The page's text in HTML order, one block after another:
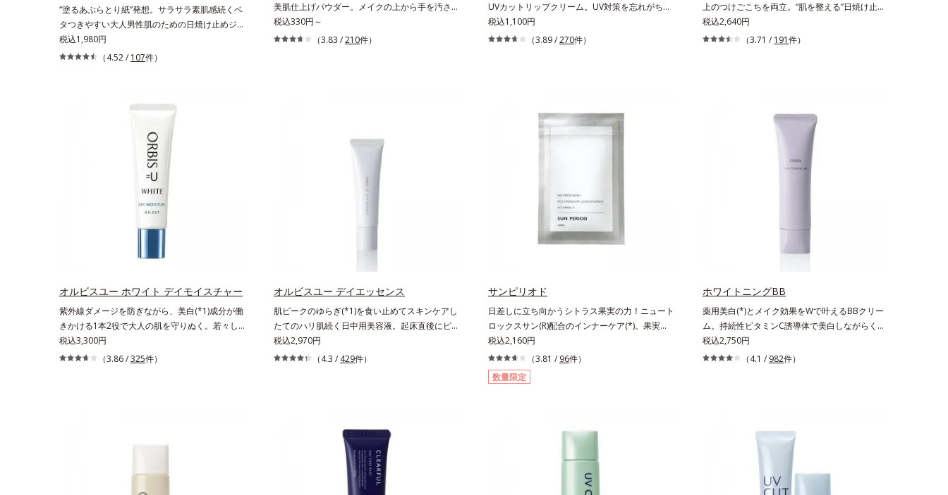
“塗るあぶらとり紙”発想。サラサラ素肌感続くベ
タつきやすい大人男性肌のための日焼け止めジェ
ル。メンズブランド「オルビス ミスター」の日
焼け止めです。SPF50+・PA++++で紫外線からし
を持つアイテムは本来多くのオイルが必要です
が、オルビス ミスターは少ないオイル(*1)でも多
くのUVカット成分を抱え込む技術を採用しまし
た。さらに皮脂吸着パウダー(*2)も配合。ベタつ
きにくいみずみずしい使用感で、塗ることでスキ
ンケア後のようなサラサラ肌が続きます。大人男
性の悩み、シミ(*3)とテカリ(*4)の両方に応える
アイテムです。*1 自社比較*2 アクリレーツコポ
リマー配合＝化粧持ち向上成分*3 日焼けによる
シミ予防*4 皮脂吸着によるテカリ防止
税込1,980円
（4.52 / 107件）
美肌仕上げパウダー。メイクの上から手を汚さず
に紫外線対策ができるUVカットパウダーで
す。“素肌のようななめらかな軽さ”と“高いUVカ
の球状粉体(*2)が凹凸を埋めて、肌に薄いヴェー
ルをかけるようにカバー。さらに板状粉体が光を
反射して、すっぴん肌のようなナチュラルなツヤ
感を演出します。また、皮脂を吸着する「あぶら
とりパウダー(*3)」を配合し、くずれ＆テカリを
防いでサラサラ肌が長時間続きます。パウダータ
イプながら、SPF50+・PA++++。パウダーならで
ープルーフ(*4)だから、レジャーにも大活躍して
くれます。*1 シリカ、セルロース、窒化ホウ素
*2 シリカ6種類、セルロース*3 シリカ配合＝皮
脂を吸着する粉体*4 化粧持ち性能
税込330円～
（3.83 /210件）
UVカットリップクリーム。UV対策を忘れがちな
唇に。紫外線をカットしながら、顔色をパッと明
るく見せるUVカットリップです。他の部位より
種類の保湿成分（加水分解コラーゲン、ゲットウ
葉エキス）を配合しているから、カサつき・くす
み(*)などの乾燥悩みも解決＆うるおい長持ち。
してもおすすめです。
税込1,100円
（3.89 /270件）
上のつけごこちを両立。“肌を整える”日焼け止
め。絶対に焼きたくない方に。SPF50+・
PA++++。最強(*1)のガード力を持ちながら、肌
いて、肌にスルスルのびてピタッと密着するジェ
ル感触で、毎日使いたくなる極上のつけごこち。
さらに、塗るたびにうれしいスキンケア効果も加
えました。バリア機能を維持する白様雪(R)エキ
ス(*2)とアルニカ花エキス(*3)が、紫外線ダメー
透明感を引き出し、肌のハリ感をサポートしま
す。スーパーウォータープルーフだから、海やプ
ールなどのアウトドアでも大活躍！ 強烈な紫外
します。【ご使用方法】手に適量をとり、日焼け
くのばします。顔にもご使用いただけますが、よ
り美しい仕上がりのため、顔に使用する場合は、
化粧下地のご使用をおすすめします。耐水性にす
ぐれておりますので、落とすときには洗浄料やボ
分*3 保湿成分*4 乾燥など*5 カニナバラ果実エ
キス配合＝保湿成分*6 加水分解コラーゲン配合
税込2,640円
（3.71 / 191件）
オルビスユー ホワイト デイモイスチャー
紫外線ダメージを防ぎながら、美白(*1)成分が働
きかける1本2役で大人の肌を守りぬく。若々し
く透明感のある美肌を構成する要素と、年齢肌
(*2)のメラニン生成にアプローチして、明るくな
チして、澄みわたる美肌を目指します。*1 メラ
齢を重ねた肌*3 メラニンが過剰に生成する状態
税込3,300円
（3.86 /325件）
オルビスユー デイエッセンス
肌ピークのゆらぎ(*1)を食い止めてスキンケアし
たてのハリ肌続く日中用美容液。起床直後にピー
クを迎え、夕方から夜にかけて徐々にダウンする
ハリのバイオリズムに着目した、オルビスユーシ
ットする成分を配合しており、外的刺激から肌を
守ります。肌の内側(*2)と外側、両方からのWア
プローチでゆらぎ(*1)を食い止め、夕方にかけて
ダウンしていくハリの低下を予防。朝の“ピーク
肌”が長時間続きます。UVカット効果と肌をトー
税込2,970円
（4.3 / 429件）
サンピリオド
日差しに立ち向かうシトラス果実の力！ニュート
ロックスサン(R)配合のインナーケア(*)。果実の
力で日差しに立ち向かうインナーケア(*)です。
強い紫外線が降り注ぐ南スペイン産のシトラスと
ローズマリーから抽出した話題の成分、「ニュー
トロックスサン(R)」を配合。10年以上の研究を
かせない美容成分ビタミンCもプラス。独自の製
対策にありがちな不快感やストレスは無し！ 時
短ケアにもなるため、忙しい方にもおすすめで
す。夏を快適に過ごすために早速、毎日2粒（目
税込2,160円
（3.81 / 96件）
数量限定
ホワイトニングBB
薬用美白(*)とメイク効果をWで叶えるBBクリー
ム。持続性ビタミンC誘導体で美白しながらくす
みのない軽やか美肌を長時間キープ。メイクしな
がら日中美白(*)効果も発揮する、薬用美白BBク
をパッと飛ばし、皮脂テカを防ぎながら明るい肌
を長時間キープします。これ1つで、美白美容
液・日焼け止め・化粧下地・ファンデ―ション・
コンシーラー・パウダーを兼ねる1本6役。時短
メイクが叶います。* メラニンの生成を抑え、シ
税込2,750円
（4.1 / 982件）